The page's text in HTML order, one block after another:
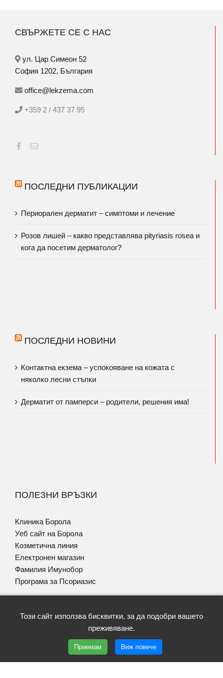
СВЪРЖЕТЕ СЕ С НАС
ул. Цар Симеон 52
София 1202, България
office@lekzema.com
+359 2 / 437 37 95
ПОСЛЕДНИ ПУБЛИКАЦИИ
Периорален дерматит – симптоми и лечение
Розов лишей – какво представлява pityriasis rosea и
кога да посетим дерматолог?
ПОСЛЕДНИ НОВИНИ
Контактна екзема – успокояване на кожата с
няколко лесни стъпки
Дерматит от памперси – родители, решения има!
ПОЛЕЗНИ ВРЪЗКИ
Клиника Борола
Уеб сайт на Борола
Козметична линия
Електронен магазин
Фамилия Имунобор
Програма за Псориазис
Copyright © 2026 | Lekzema | Всички права запазени |
Условия за ползване|Политика GDPR| Уеб дизайн и SEO
от Трибест
Този сайт използва бисквитки, за да подобри вашето
преживяване.
Приемам Виж повече